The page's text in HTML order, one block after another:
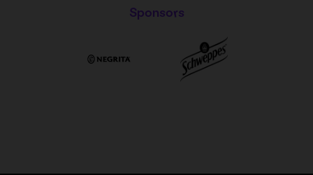
Sponsors